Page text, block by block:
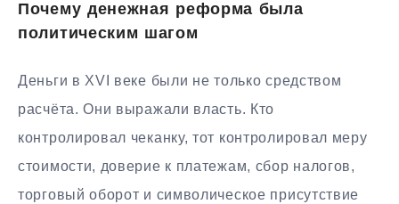
Почему денежная реформа была
политическим шагом
Деньги в XVI веке были не только средством
расчёта. Они выражали власть. Кто
контролировал чеканку, тот контролировал меру
стоимости, доверие к платежам, сбор налогов,
торговый оборот и символическое присутствие